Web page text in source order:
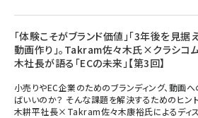
「体験こそがブランド価値」「3年後を見据
動画作り」。Takram佐々木氏×クラシコ
木社長が語る「ECの未来」【第3回】
小売りやEC企業のためのブランディング、動画
ばいいのか？ そんな課題を解決するためのヒン
木耕平社長×Takram佐々木康裕氏によるディス